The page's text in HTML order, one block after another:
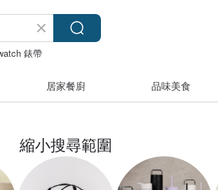
錶帶
居家餐廚 品味美食
縮小搜尋範圍